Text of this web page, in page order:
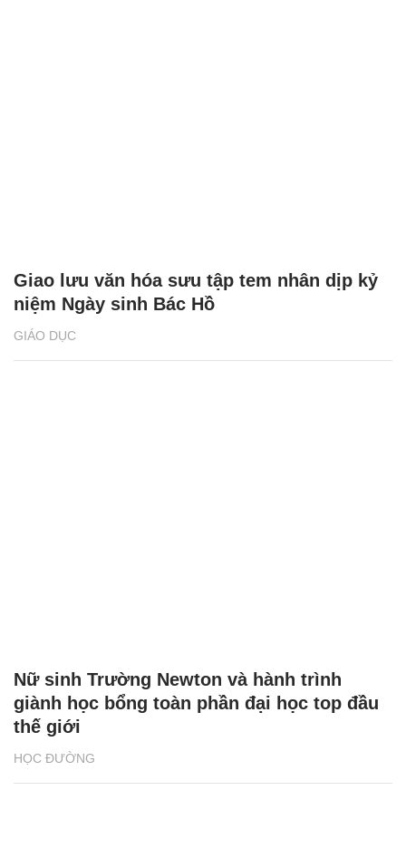
GIÁO DỤC
Giao lưu văn hóa sưu tập tem nhân dịp kỷ
niệm Ngày sinh Bác Hồ
HỌC ĐƯỜNG
Nữ sinh Trường Newton và hành trình
giành học bổng toàn phần đại học top đầu
thế giới